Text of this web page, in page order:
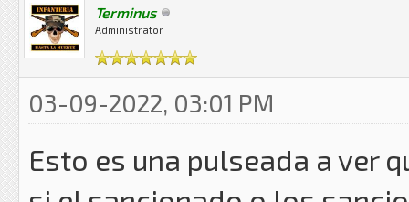
Terminus
Administrator
03-09-2022, 03:01 PM
Esto es una pulseada a ver